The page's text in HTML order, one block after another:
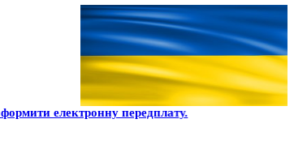
електронну передплату.